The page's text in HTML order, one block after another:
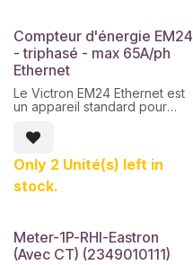
Compteur d'énergie EM24
- triphasé - max 65A/ph
Ethernet
Le Victron EM24 Ethernet est
un appareil standard pour
l'énergie d'une application
triphasée, par exemple au
niveau du boîtier de
distribution ou pour mesurer
la sortie d'un onduleur
onduleur/chargeur.
Only 2 Unité(s) left in
stock.
Meter-1P-RHI-Eastron
(Avec CT) (2349010111)